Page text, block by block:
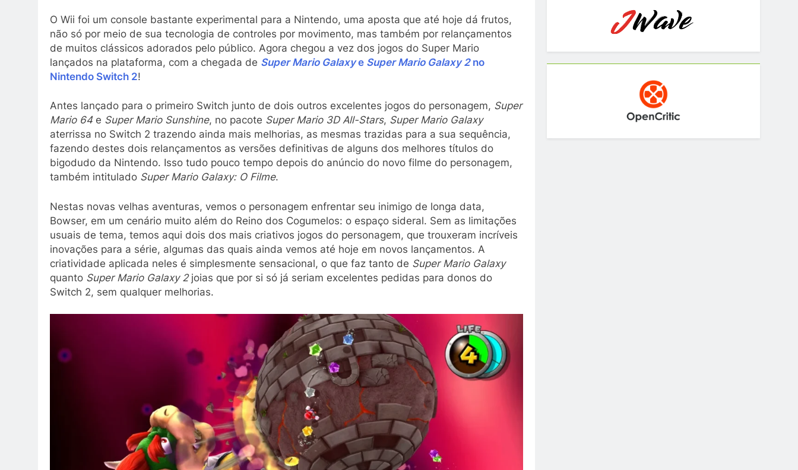
O Wii foi um console bastante experimental para a Nintendo, uma aposta que até hoje dá frutos,
não só por meio de sua tecnologia de controles por movimento, mas também por relançamentos
de muitos clássicos adorados pelo público. Agora chegou a vez dos jogos do Super Mario
lançados na plataforma, com a chegada de Super Mario Galaxye Super Mario Galaxy 2no
Nintendo Switch 2!
Antes lançado para o primeiro Switch junto de dois outros excelentes jogos do personagem, Super
Mario 64 e Super Mario Sunshine, no pacote Super Mario 3D All-Stars, Super Mario Galaxy
aterrissa no Switch 2 trazendo ainda mais melhorias, as mesmas trazidas para a sua sequência,
fazendo destes dois relançamentos as versões definitivas de alguns dos melhores títulos do
bigodudo da Nintendo. Isso tudo pouco tempo depois do anúncio do novo filme do personagem,
também intitulado Super Mario Galaxy: O Filme.
Nestas novas velhas aventuras, vemos o personagem enfrentar seu inimigo de longa data,
Bowser, em um cenário muito além do Reino dos Cogumelos: o espaço sideral. Sem as limitações
usuais de tema, temos aqui dois dos mais criativos jogos do personagem, que trouxeram incríveis
inovações para a série, algumas das quais ainda vemos até hoje em novos lançamentos. A
criatividade aplicada neles é simplesmente sensacional, o que faz tanto de Super Mario Galaxy
quanto Super Mario Galaxy 2 joias que por si só já seriam excelentes pedidas para donos do
Switch 2, sem qualquer melhorias.